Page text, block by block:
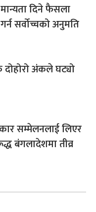
दिने फैसला
सर्वोच्चको अनुमति
अंकले घट्यो
सम्मेलनलाई लिएर
बंगलादेशमा तीव्र